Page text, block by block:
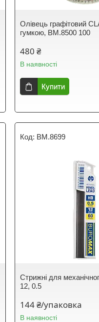
Олівець графітовий
гумкою, BM.8500 100
480 ₴
В наявності
Купити
BM.8699
Стрижні для
12, 0.5
144 ₴/упаковка
В наявності